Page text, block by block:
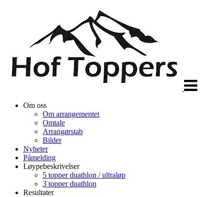
Om oss
Om arrangementet
Omtale
Arrangørstab
Bilder
Nyheter
Påmelding
Løypebeskrivelser
5 topper duathlon / ultraløp
3 topper duathlon
Resultater